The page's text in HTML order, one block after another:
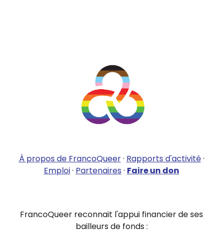
À propos de FrancoQueer· Rapports d'activité·
Emploi· Partenaires · Faire un don
FrancoQueer reconnait l'appui financier de ses
bailleurs de fonds :